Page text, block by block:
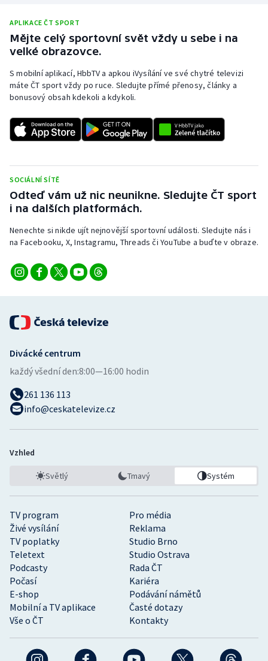
Rychlobruslení
Rychlostní kanoistika
Short track
Sportovní střelba
Stolní tenis
Veslování
Volejbal
Ostatní
APLIKACE ČT SPORT
Mějte celý sportovní svět vždy u sebe i na
velké obrazovce.
S mobilní aplikací, HbbTV a apkou iVysílání ve své chytré televizi
máte ČT sport vždy po ruce. Sledujte přímé přenosy, články a
bonusový obsah kdekoli a kdykoli.
SOCIÁLNÍ SÍTĚ
Odteď vám už nic neunikne. Sledujte ČT sport
i na dalších platformách.
Nenechte si nikde ujít nejnovější sportovní události. Sledujte nás i
na Facebooku, X, Instagramu, Threads či YouTube a buďte v obraze.
TV program
Pro média
Živé vysílání
Reklama
TV poplatky
Studio Brno
Teletext
Studio Ostrava
Podcasty
Rada ČT
Počasí
Kariéra
E-shop
Podávání námětů
Mobilní a TV aplikace
Časté dotazy
Vše o ČT
Kontakty
Divácké centrum
každý všední den:8:00—16:00 hodin
261 136 113
info@ceskatelevize.cz
Vzhled
Světlý Tmavý Systém